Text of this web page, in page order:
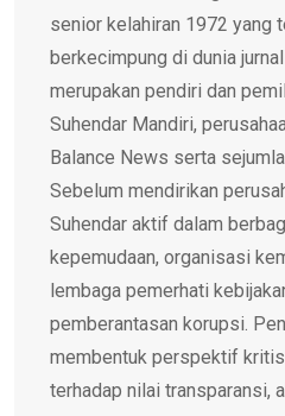
senior kelahiran 1972 yang
berkecimpung di dunia
merupakan pendiri dan
Suhendar Mandiri,
Balance News serta
Sebelum mendirikan
Suhendar aktif dalam
kepemudaan, organisasi
lembaga pemerhati
pemberantasan korupsi.
membentuk perspektif
terhadap nilai transparansi,